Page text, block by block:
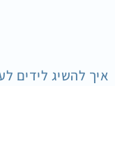
איך להשיג לידים